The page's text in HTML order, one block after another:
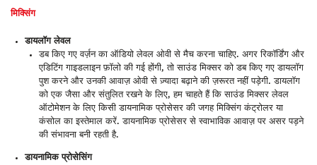
मिक्सिंग
डायलॉग लेवल
डब किए गए वर्ज़न का ऑडियो लेवल ओवी से मैच करना चाहिए. अगर रिकॉर्डिंग और
एडिटिंग गाइडलाइन फ़ॉलो की गई होंगी, तो साउंड मिक्सर को डब किए गए डायलॉग
पुश करने और उनकी आवाज़ ओवी से ज़्यादा बढ़ाने की ज़रूरत नहीं पड़ेगी. डायलॉग
को एक जैसा और संतुलित रखने के लिए, हम चाहते हैं कि साउंड मिक्सर लेवल
ऑटोमेशन के लिए किसी डायनामिक प्रोसेसर की जगह मिक्सिंग कंट्रोलर या
कंसोल का इस्तेमाल करें. डायनामिक प्रोसेसर से स्वाभाविक आवाज़ पर असर पड़ने
की संभावना बनी रहती है.
डायनामिक प्रोसेसिंग